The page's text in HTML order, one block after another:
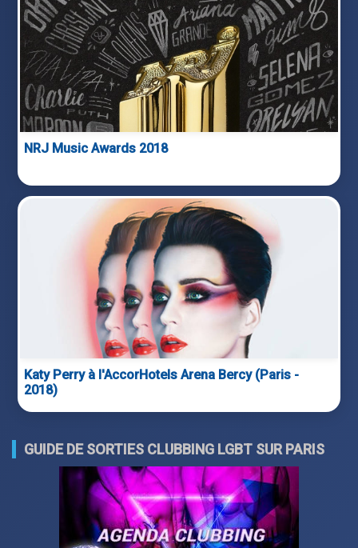
NRJ Music Awards 2018
Katy Perry à l'AccorHotels Arena Bercy (Paris -
2018)
GUIDE DE SORTIES CLUBBING LGBT SUR PARIS